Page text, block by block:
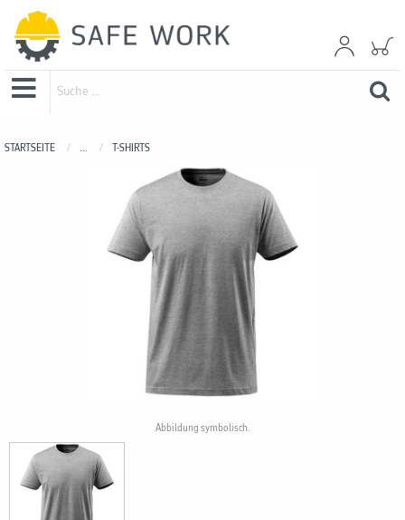
STARTSEITE ... T-SHIRTS
Abbildung symbolisch.